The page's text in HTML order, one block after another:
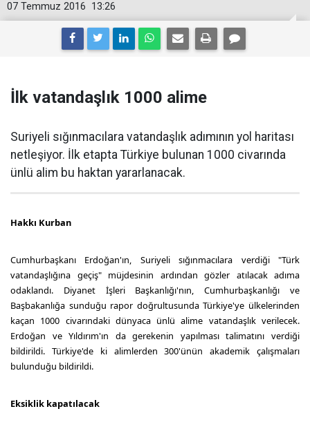
13:26
07 Temmuz 2016
İlk vatandaşlık 1000 alime
Suriyeli sığınmacılara vatandaşlık adımının yol haritası
netleşiyor. İlk etapta Türkiye bulunan 1000 civarında
ünlü alim bu haktan yararlanacak.
Hakkı Kurban
Cumhurbaşkanı Erdoğan'ın, Suriyeli sığınmacılara verdiği "Türk
vatandaşlığına geçiş" müjdesinin ardından gözler atılacak adıma
odaklandı. Diyanet İşleri Başkanlığı'nın, Cumhurbaşkanlığı ve
Başbakanlığa sunduğu rapor doğrultusunda Türkiye'ye ülkelerinden
kaçan 1000 civarındaki dünyaca ünlü alime vatandaşlık verilecek.
Erdoğan ve Yıldırım'ın da gerekenin yapılması talimatını verdiği
bildirildi. Türkiye'de ki alimlerden 300'ünün akademik çalışmaları
bulunduğu bildirildi.
Eksiklik kapatılacak